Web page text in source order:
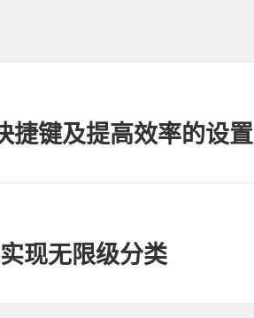
键及提高效率的设置
现无限级分类